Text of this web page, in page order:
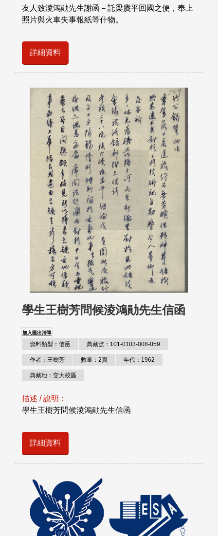
友人致淩鴻勛先生謝函－託梁賡平回國之便，奉上
照片與火車失事報紙等什物。
詳細資料
學生王樹芳問候淩鴻勛先生信函
加入匯出清單
資料類型：信函 典藏號：101-0103-008-059
作者：王樹芳 數量：2頁 年代：1962
典藏地：交大校區
描述 / 說明：
學生王樹芳問候淩鴻勛先生信函
詳細資料